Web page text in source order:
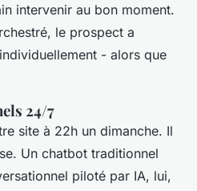
intervenir au bon moment.
le prospect a
- alors que
24/7
site à 22h un dimanche. Il
Un chatbot traditionnel
piloté par IA, lui,